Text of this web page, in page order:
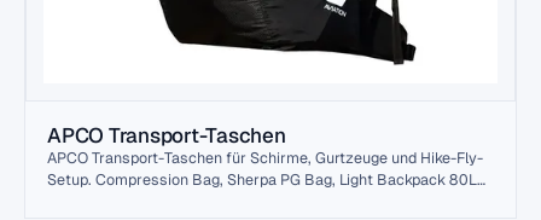
APCO Transport-Taschen
APCO Transport-Taschen für Schirme, Gurtzeuge und Hike-Fly-
Setup. Compression Bag, Sherpa PG Bag, Light Backpack 80L